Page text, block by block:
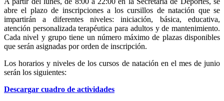
abre el plazo de inscripciones a los cursillos de natación que se
impartirán a diferentes niveles: iniciación, básica, educativa,
atención personalizada terapéutica para adultos y de mantenimiento.
Cada nivel y grupo tiene un número máximo de plazas disponibles
que serán asignadas por orden de inscripción.
Los horarios y niveles de los cursos de natación en el mes de junio
serán los siguientes:
Descargar cuadro de actividades